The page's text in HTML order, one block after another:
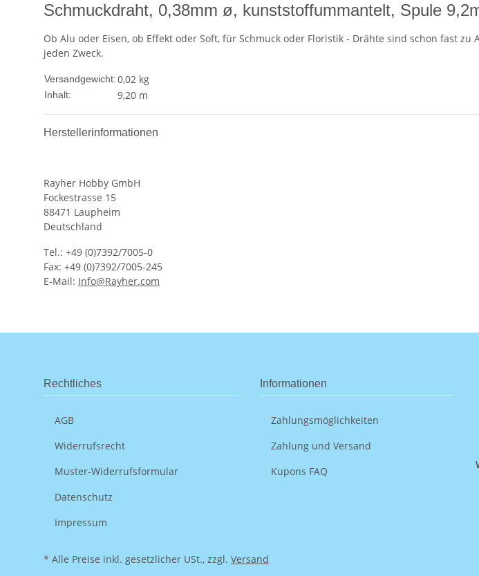
Schmuckdraht, 0,38mm ø, kunststoffummantelt, Spule
Ob Alu oder Eisen, ob Effekt oder Soft, für Schmuck oder Floristik - Drähte sind schon fast
jeden Zweck.
Versandgewicht:0,02 kg
Inhalt: 9,20 m
Herstellerinformationen
Rayher Hobby GmbH
Fockestrasse 15
88471 Laupheim
Deutschland
Tel.: +49 (0)7392/7005-0
Fax: +49 (0)7392/7005-245
E-Mail: Info@Rayher.com
Rechtliches
AGB
Widerrufsrecht
Muster-Widerrufsformular
Datenschutz
Impressum
Informationen
Zahlungsmöglichkeiten
Zahlung und Versand
Kupons FAQ
* Alle Preise inkl. gesetzlicher USt., zzgl. Versand